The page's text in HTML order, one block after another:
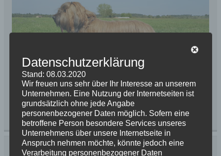
Kategorie:News 2020 Schlagwörter: Anil,B - Wurf
Beitragsnavigation
« Es gibt wieder etwas zum Feiern
Datenschutzerklärung
Stand: 08.03.2020
Wir freuen uns sehr über Ihr Interesse an unserem
Unternehmen. Eine Nutzung der Internetseiten ist
grundsätzlich ohne jede Angabe
personenbezogener Daten möglich. Sofern eine
betroffene Person besondere Services unseres
Unternehmens über unsere Internetseite in
Anspruch nehmen möchte, könnte jedoch eine
Verarbeitung personenbezogener Daten